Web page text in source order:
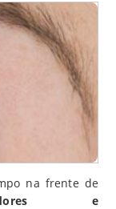
na frente de
e